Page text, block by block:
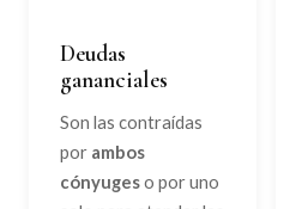
Deudas
gananciales
Son las contraídas
por ambos
cónyugeso por uno